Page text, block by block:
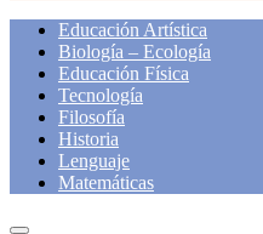
Educación Artística
Biología – Ecología
Educación Física
Tecnología
Filosofía
Historia
Lenguaje
Matemáticas